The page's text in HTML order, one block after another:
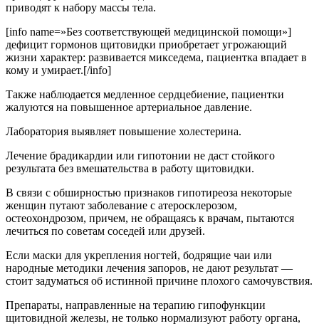
приводят к набору массы тела.
[info name=»Без соответствующей медицинской помощи»]
дефицит гормонов щитовидки приобретает угрожающий
жизни характер: развивается микседема, пациентка впадает в
кому и умирает.[/info]
Также наблюдается медленное сердцебиение, пациентки
жалуются на повышенное артериальное давление.
Лаборатория выявляет повышение холестерина.
Лечение брадикардии или гипотонии не даст стойкого
результата без вмешательства в работу щитовидки.
В связи с обширностью признаков гипотиреоза некоторые
женщин путают заболевание с атеросклерозом,
остеохондрозом, причем, не обращаясь к врачам, пытаются
лечиться по советам соседей или друзей.
Если маски для укрепления ногтей, бодрящие чаи или
народные методики лечения запоров, не дают результат —
стоит задуматься об истинной причине плохого самочувствия.
Препараты, направленные на терапию гипофункции
щитовидной железы, не только нормализуют работу органа,